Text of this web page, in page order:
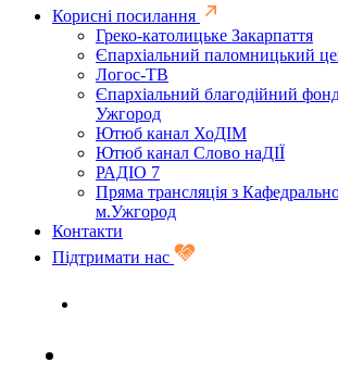
Корисні посилання
Греко-католицьке Закарпаття
Єпархіальний паломницький
Логос-ТВ
Єпархіальний благодійний
Ужгород
Ютюб канал ХоДІМ
Ютюб канал Слово наДІЇ
РАДІО 7
Пряма трансляція з
м.Ужгород
Контакти
Підтримати нас